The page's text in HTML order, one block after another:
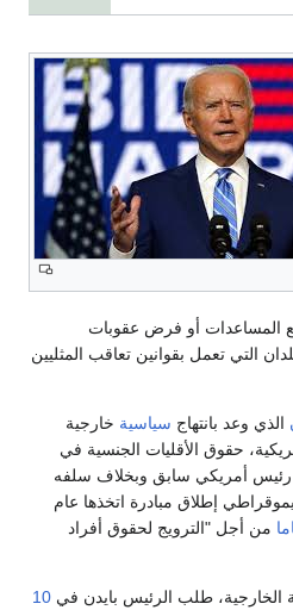
المساعدات أو فرض عقوبات
التي تعمل بقوانين تعاقب المثليين
الذي وعد بانتهاج سياسية خارجية
حقوق الأقليات الجنسية في
رئيس أمريكي سابق وبخلاف سلفه
إطلاق مبادرة اتخذها عام
من أجل "الترويج لحقوق أفراد
طلب الرئيس بايدن في 10